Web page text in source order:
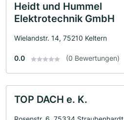
Heidt und Hummel
Elektrotechnik GmbH
Wielandstr. 14, 75210 Keltern
0.0 (0 Bewertungen)
TOP DACH e. K.